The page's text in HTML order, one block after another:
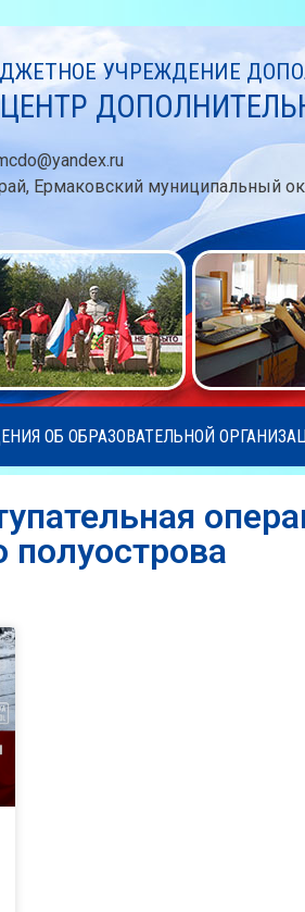
УЧРЕЖДЕНИЕ
Ермаковский муниципальный
ОБ ОБРАЗОВАТЕЛЬНОЙ